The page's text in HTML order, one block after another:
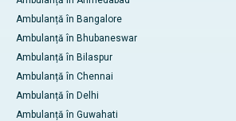
Ambulanță în Bangalore
Ambulanță în Bhubaneswar
Ambulanță în Bilaspur
Ambulanță în Chennai
Ambulanță în Delhi
Ambulanță în Guwahati